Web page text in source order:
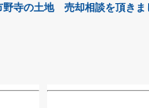
野寺の土地 売却相談を頂き